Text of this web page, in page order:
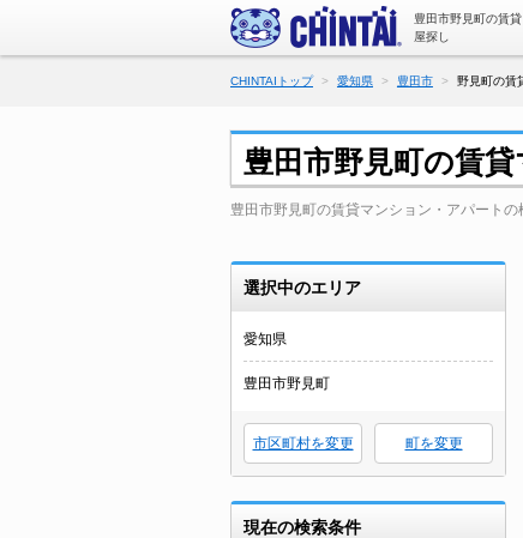
豊田市野見町の賃
屋探し
CHINTAIトップ 愛知県 豊田市 野見町の賃
豊田市野見町の賃
豊田市野見町の賃貸マンション・アパート
選択中のエリア
愛知県
豊田市野見町
市区町村を変更 町を変更
現在の検索条件